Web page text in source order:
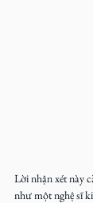
Lời nhận xét này
như một nghệ sĩ